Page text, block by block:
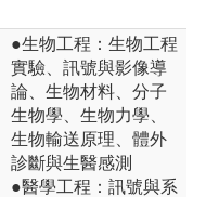
●生物工程：生物工程
實驗、訊號與影像導
論、生物材料、分子
生物學、生物力學、
生物輸送原理、體外
診斷與生醫感測
●醫學工程：訊號與系